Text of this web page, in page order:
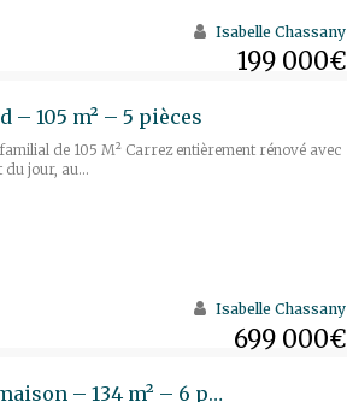
199 000€
Isabelle Chassany
– 105 m² – 5 pièces
de 105 M² Carrez entièrement rénové avec
du jour, au...
699 000€
Isabelle Chassany
Appartement Rueil-Malmaison – 134 m² – 6 pièces